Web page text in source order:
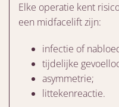
Elke operatie kent
een midfacelift zijn:
infectie of
tijdelijke
asymmetrie;
littekenreactie.